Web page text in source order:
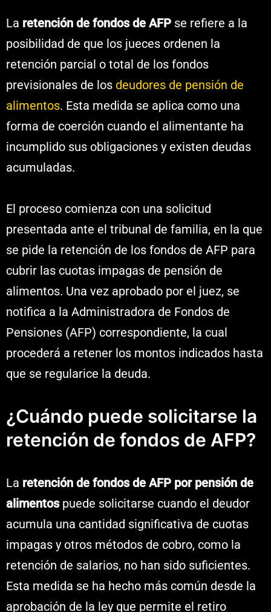
La retención de fondos de AFP se refiere a la
posibilidad de que los jueces ordenen la
retención parcial o total de los fondos
previsionales de los deudores de pensión de
alimentos. Esta medida se aplica como una
forma de coerción cuando el alimentante ha
incumplido sus obligaciones y existen deudas
acumuladas.
El proceso comienza con una solicitud
presentada ante el tribunal de familia, en la que
se pide la retención de los fondos de AFP para
cubrir las cuotas impagas de pensión de
alimentos. Una vez aprobado por el juez, se
notifica a la Administradora de Fondos de
Pensiones (AFP) correspondiente, la cual
procederá a retener los montos indicados hasta
que se regularice la deuda.
¿Cuándo puede solicitarse la
retención de fondos de AFP?
La retención de fondos de AFP por pensión de
alimentospuede solicitarse cuando el deudor
acumula una cantidad significativa de cuotas
impagas y otros métodos de cobro, como la
retención de salarios, no han sido suficientes.
Esta medida se ha hecho más común desde la
aprobación de la ley que permite el retiro